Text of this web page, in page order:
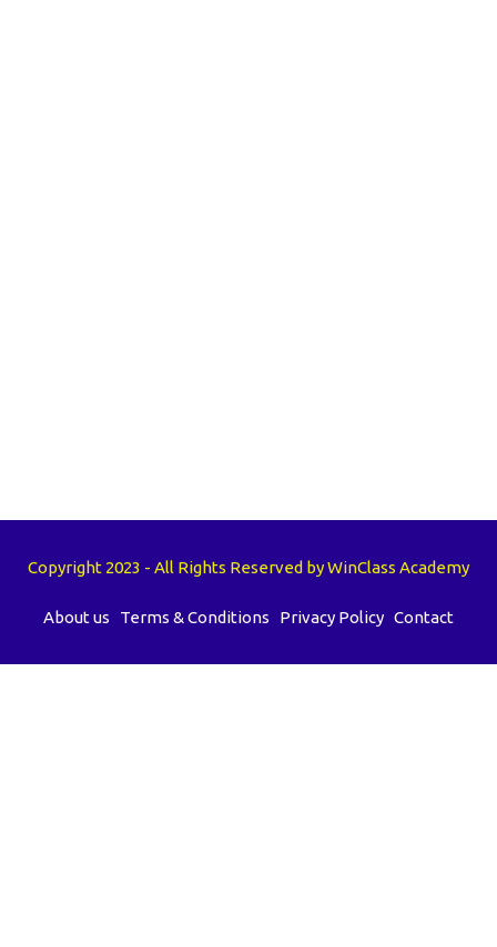
Copyright 2023 - All Rights Reserved by WinClass Academy
About us Terms & Conditions Privacy Policy Contact